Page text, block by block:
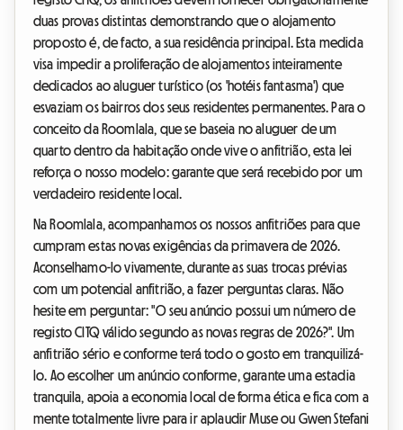
duas provas distintas demonstrando que o alojamento
proposto é, de facto, a sua residência principal. Esta medida
visa impedir a proliferação de alojamentos inteiramente
dedicados ao aluguer turístico (os 'hotéis fantasma') que
esvaziam os bairros dos seus residentes permanentes. Para o
conceito da Roomlala, que se baseia no aluguer de um
quarto dentro da habitação onde vive o anfitrião, esta lei
reforça o nosso modelo: garante que será recebido por um
verdadeiro residente local.
Na Roomlala, acompanhamos os nossos anfitriões para que
cumpram estas novas exigências da primavera de 2026.
Aconselhamo-lo vivamente, durante as suas trocas prévias
com um potencial anfitrião, a fazer perguntas claras. Não
hesite em perguntar: "O seu anúncio possui um número de
registo CITQ válido segundo as novas regras de 2026?". Um
anfitrião sério e conforme terá todo o gosto em tranquilizá-
lo. Ao escolher um anúncio conforme, garante uma estadia
tranquila, apoia a economia local de forma ética e fica com a
mente totalmente livre para ir aplaudir Muse ou Gwen Stefani